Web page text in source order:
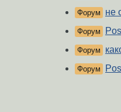
Форум не
Форум
Форум
Форум